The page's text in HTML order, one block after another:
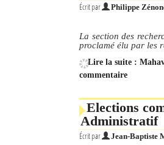
Écrit par Philippe
La section des
proclamé élu par les
Lire la suite :
commentaire
Elections
Administratif
Écrit par Jean-Baptiste